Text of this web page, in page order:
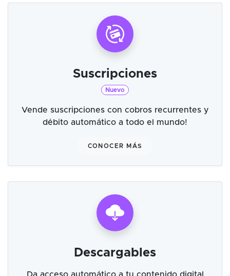
Suscripciones
Nuevo
Vende suscripciones con cobros recurrentes y
débito automático a todo el mundo!
CONOCER MÁS
Descargables